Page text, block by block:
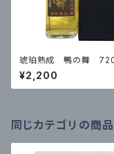
琥珀熟成 鴨の舞
箱入
¥2,200
同じカテゴリの商品